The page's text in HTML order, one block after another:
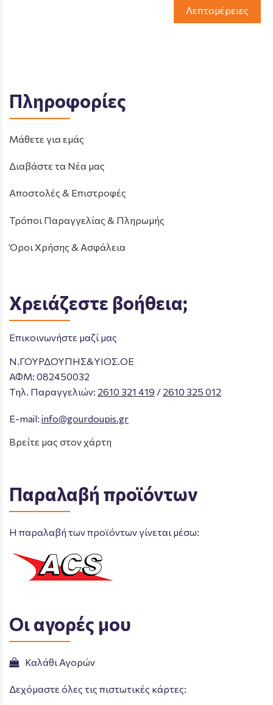
Λεπτομέρειες
Πληροφορίες
Μάθετε για εμάς
Διαβάστε τα Νέα μας
Αποστολές & Επιστροφές
Τρόποι Παραγγελίας & Πληρωμής
Όροι Χρήσης & Ασφάλεια
Χρειάζεστε βοήθεια;
Επικοινωνήστε μαζί μας
Ν.ΓΟΥΡΔΟΥΠΗΣ&ΥΙΟΣ.ΟΕ
ΑΦΜ: 082450032
Tηλ. Παραγγελιών: 2610 321 419 / 2610 325 012
E-mail: info@gourdoupis.gr
Βρείτε μας στον χάρτη
Παραλαβή προϊόντων
Η παραλαβή των προϊόντων γίνεται μέσω:
Οι αγορές μου
Καλάθι Αγορών
Δεχόμαστε όλες τις πιστωτικές κάρτες: